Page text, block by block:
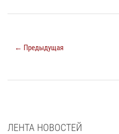
← Предыдущая
ЛЕНТА НОВОСТЕЙ